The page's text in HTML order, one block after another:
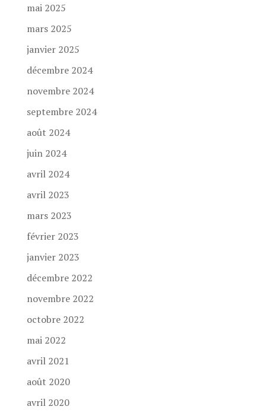
mai 2025
mars 2025
janvier 2025
décembre 2024
novembre 2024
septembre 2024
août 2024
juin 2024
avril 2024
avril 2023
mars 2023
février 2023
janvier 2023
décembre 2022
novembre 2022
octobre 2022
mai 2022
avril 2021
août 2020
avril 2020